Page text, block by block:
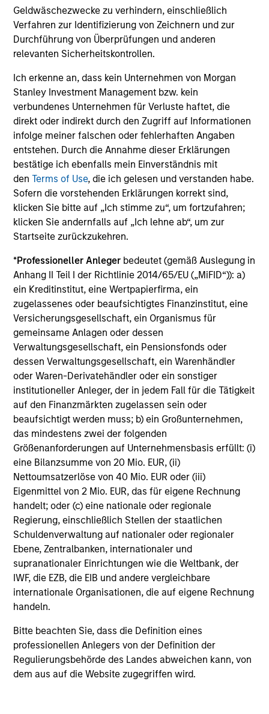
Geldwäschezwecke zu verhindern, einschließlich
Verfahren zur Identifizierung von Zeichnern und zur
Durchführung von Überprüfungen und anderen
relevanten Sicherheitskontrollen.
Ich erkenne an, dass kein Unternehmen von Morgan
Stanley Investment Management bzw. kein
verbundenes Unternehmen für Verluste haftet, die
direkt oder indirekt durch den Zugriff auf Informationen
infolge meiner falschen oder fehlerhaften Angaben
entstehen. Durch die Annahme dieser Erklärungen
bestätige ich ebenfalls mein Einverständnis mit
denTerms of Use, die ich gelesen und verstanden habe.
Sofern die vorstehenden Erklärungen korrekt sind,
klicken Sie bitte auf „Ich stimme zu“, um fortzufahren;
klicken Sie andernfalls auf „Ich lehne ab“, um zur
Startseite zurückzukehren.
*Professioneller Anleger bedeutet (gemäß Auslegung in
Anhang II Teil I der Richtlinie 2014/65/EU („MiFID“)): a)
ein Kreditinstitut, eine Wertpapierfirma, ein
zugelassenes oder beaufsichtigtes Finanzinstitut, eine
Versicherungsgesellschaft, ein Organismus für
gemeinsame Anlagen oder dessen
Verwaltungsgesellschaft, ein Pensionsfonds oder
dessen Verwaltungsgesellschaft, ein Warenhändler
oder Waren-Derivatehändler oder ein sonstiger
institutioneller Anleger, der in jedem Fall für die Tätigkeit
auf den Finanzmärkten zugelassen sein oder
beaufsichtigt werden muss; b) ein Großunternehmen,
das mindestens zwei der folgenden
Größenanforderungen auf Unternehmensbasis erfüllt: (i)
eine Bilanzsumme von 20 Mio. EUR, (ii)
Nettoumsatzerlöse von 40 Mio. EUR oder (iii)
Eigenmittel von 2 Mio. EUR, das für eigene Rechnung
handelt; oder (c) eine nationale oder regionale
Regierung, einschließlich Stellen der staatlichen
Schuldenverwaltung auf nationaler oder regionaler
Ebene, Zentralbanken, internationaler und
supranationaler Einrichtungen wie die Weltbank, der
IWF, die EZB, die EIB und andere vergleichbare
internationale Organisationen, die auf eigene Rechnung
handeln.
Bitte beachten Sie, dass die Definition eines
professionellen Anlegers von der Definition der
Regulierungsbehörde des Landes abweichen kann, von
dem aus auf die Website zugegriffen wird.
majority stake in Nicollin Environnement (Nicollin
or the Company), a family-owned French
environmental platform focused on waste
collection and sorting, urban street cleaning and
10-JUL-2026
PRESS RELEASE
Morgan Stanley Infrastructure Partners
Announces Investment in Greenlight
Electricity Centre
Morgan Stanley Investment Management (MSIM),
through investment funds managed by Morgan
Stanley Infrastructure Partners (MSIP), its private
infrastructure investment platform, today
announced an investment in Greenlight Electricity
Centre, a 932-megawatt gas-fired combined cycle
power generation project in Sturgeon County,
Alberta.
06-JUL-2026
PRESS RELEASE
MSREI Acquires Metra Living from LQ in
Partnership with Ridgeback Group for
1.045 Billion
Morgan Stanley Investment Management, through
Real Estate Investing (MSREI), alongside
Ridgeback Group (Ridgeback), announced today
the acquisition of the Private Rented Sector (PRS)
business of London & Quadrant Housing Trust